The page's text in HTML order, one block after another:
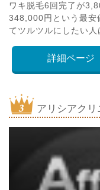
ワキ脱毛6回完了が
348,000円という最安
てツルツルにしたい人
詳細ページ
アリシアクリ